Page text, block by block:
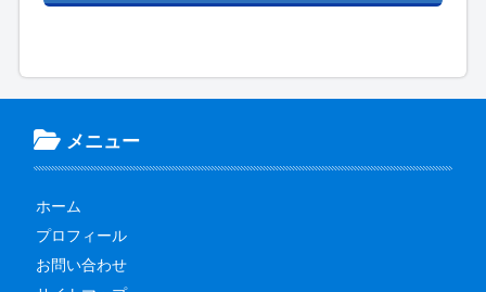
メニュー
ホーム
プロフィール
お問い合わせ